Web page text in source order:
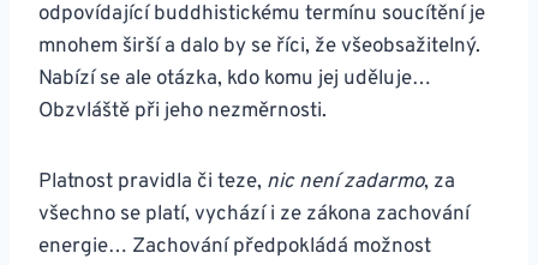
odpovídající buddhistickému termínu soucítění je
mnohem širší a dalo by se říci, že všeobsažitelný.
Nabízí se ale otázka, kdo komu jej uděluje…
Obzvláště při jeho nezměrnosti.
Platnost pravidla či teze, nic není zadarmo, za
všechno se platí, vychází i ze zákona zachování
energie… Zachování předpokládá možnost